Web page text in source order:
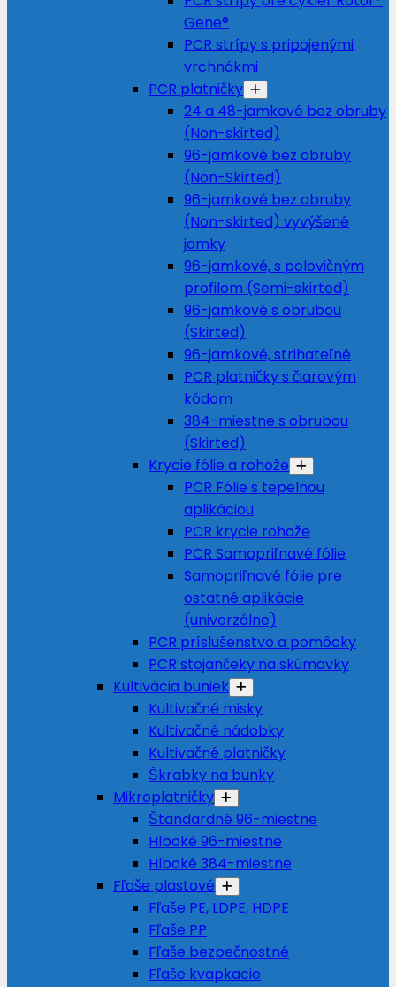
Gene®
PCR strípy s pripojenými
vrchnákmi
PCR platničky
24 a 48-jamkové bez obruby
(Non-skirted)
96-jamkové bez obruby
(Non-Skirted)
96-jamkové bez obruby
(Non-skirted) vyvýšené
jamky
96-jamkové, s polovičným
profilom (Semi-skirted)
96-jamkové s obrubou
(Skirted)
96-jamkové, strihateľné
PCR platničky s čiarovým
kódom
384-miestne s obrubou
(Skirted)
Krycie fólie a rohože
PCR Fólie s tepelnou
aplikáciou
PCR krycie rohože
PCR Samopriľnavé fólie
Samopriľnavé fólie pre
ostatné aplikácie
(univerzálne)
PCR príslušenstvo a pomôcky
PCR stojančeky na skúmavky
Kultivácia buniek
Kultivačné misky
Kultivačné nádobky
Kultivačné platničky
Škrabky na bunky
Mikroplatničky
Štandardné 96-miestne
Hlboké 96-miestne
Hlboké 384-miestne
Fľaše plastové
Fľaše PE, LDPE, HDPE
Fľaše PP
Fľaše bezpečnostné
Fľaše kvapkacie